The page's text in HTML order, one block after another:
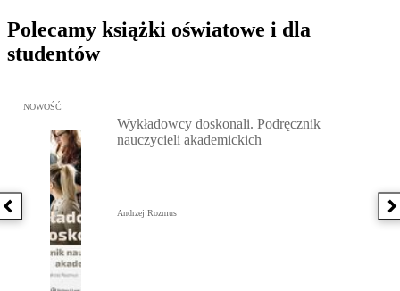
Polecamy książki oświatowe i dla
studentów
Poprzednia książka
Przejdź do: Wykładowcy doskonali. Podręcznik nauczycieli
NOWOŚĆ
Wykładowcy doskonali. Podręcznik
nauczycieli akademickich
Andrzej Rozmus